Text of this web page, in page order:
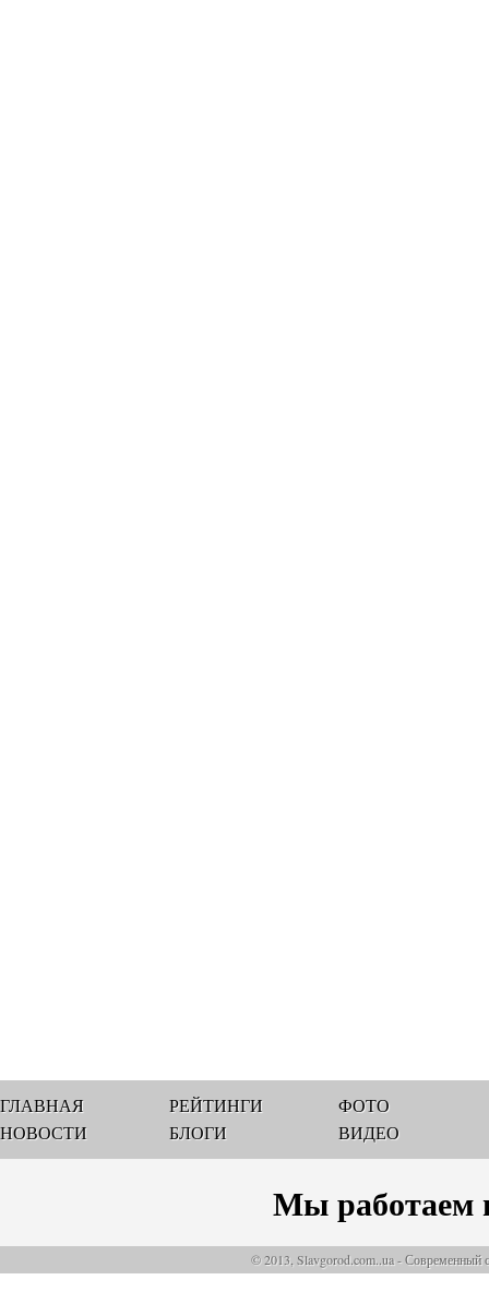
ГЛАВНАЯ
НОВОСТИ
РЕЙТИНГИ
БЛОГИ
ФОТО
ВИДЕО
Мы работаем
© 2013, Slavgorod.com..ua - Современный